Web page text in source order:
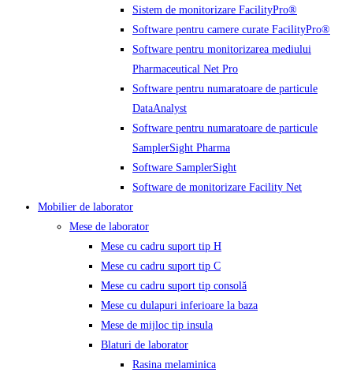
Sistem de monitorizare FacilityPro®
Software pentru camere curate FacilityPro®
Software pentru monitorizarea mediului
Pharmaceutical Net Pro
Software pentru numaratoare de particule
DataAnalyst
Software pentru numaratoare de particule
SamplerSight Pharma
Software SamplerSight
Software de monitorizare Facility Net
Mobilier de laborator
Mese de laborator
Mese cu cadru suport tip H
Mese cu cadru suport tip C
Mese cu cadru suport tip consolă
Mese cu dulapuri inferioare la baza
Mese de mijloc tip insula
Blaturi de laborator
Rasina melaminica